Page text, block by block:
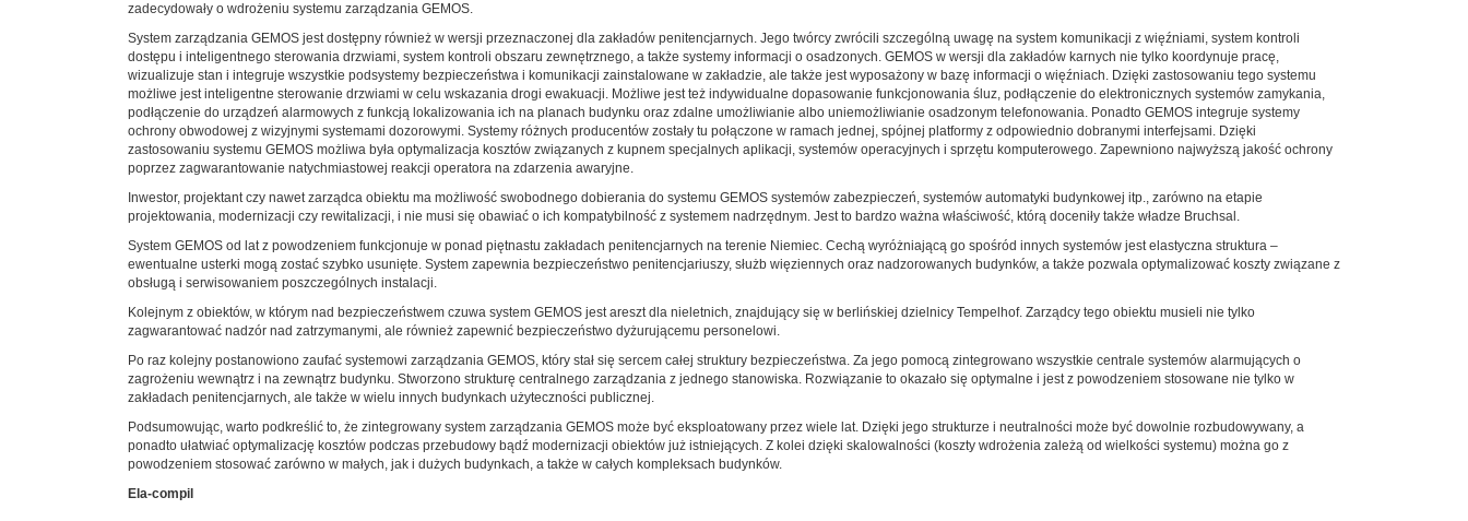
zadecydowały o wdrożeniu systemu zarządzania GEMOS.
System zarządzania GEMOS jest dostępny również w wersji przeznaczonej dla zakładów penitencjarnych. Jego twórcy zwrócili szczególną uwagę na system komunikacji z więźniami, system kontroli
dostępu i inteligentnego sterowania drzwiami, system kontroli obszaru zewnętrznego, a także systemy informacji o osadzonych. GEMOS w wersji dla zakładów karnych nie tylko koordynuje pracę,
wizualizuje stan i integruje wszystkie podsystemy bezpieczeństwa i komunikacji zainstalowane w zakładzie, ale także jest wyposażony w bazę informacji o więźniach. Dzięki zastosowaniu tego systemu
możliwe jest inteligentne sterowanie drzwiami w celu wskazania drogi ewakuacji. Możliwe jest też indywidualne dopasowanie funkcjonowania śluz, podłączenie do elektronicznych systemów zamykania,
podłączenie do urządzeń alarmowych z funkcją lokalizowania ich na planach budynku oraz zdalne umożliwianie albo uniemożliwianie osadzonym telefonowania. Ponadto GEMOS integruje systemy
ochrony obwodowej z wizyjnymi systemami dozorowymi. Systemy różnych producentów zostały tu połączone w ramach jednej, spójnej platformy z odpowiednio dobranymi interfejsami. Dzięki
zastosowaniu systemu GEMOS możliwa była optymalizacja kosztów związanych z kupnem specjalnych aplikacji, systemów operacyjnych i sprzętu komputerowego. Zapewniono najwyższą jakość ochrony
poprzez zagwarantowanie natychmiastowej reakcji operatora na zdarzenia awaryjne.
Inwestor, projektant czy nawet zarządca obiektu ma możliwość swobodnego dobierania do systemu GEMOS systemów zabezpieczeń, systemów automatyki budynkowej itp., zarówno na etapie
projektowania, modernizacji czy rewitalizacji, i nie musi się obawiać o ich kompatybilność z systemem nadrzędnym. Jest to bardzo ważna właściwość, którą doceniły także władze Bruchsal.
System GEMOS od lat z powodzeniem funkcjonuje w ponad piętnastu zakładach penitencjarnych na terenie Niemiec. Cechą wyróżniającą go spośród innych systemów jest elastyczna struktura –
ewentualne usterki mogą zostać szybko usunięte. System zapewnia bezpieczeństwo penitencjariuszy, służb więziennych oraz nadzorowanych budynków, a także pozwala optymalizować koszty związane z
obsługą i serwisowaniem poszczególnych instalacji.
Kolejnym z obiektów, w którym nad bezpieczeństwem czuwa system GEMOS jest areszt dla nieletnich, znajdujący się w berlińskiej dzielnicy Tempelhof. Zarządcy tego obiektu musieli nie tylko
zagwarantować nadzór nad zatrzymanymi, ale również zapewnić bezpieczeństwo dyżurującemu personelowi.
Po raz kolejny postanowiono zaufać systemowi zarządzania GEMOS, który stał się sercem całej struktury bezpieczeństwa. Za jego pomocą zintegrowano wszystkie centrale systemów alarmujących o
zagrożeniu wewnątrz i na zewnątrz budynku. Stworzono strukturę centralnego zarządzania z jednego stanowiska. Rozwiązanie to okazało się optymalne i jest z powodzeniem stosowane nie tylko w
zakładach penitencjarnych, ale także w wielu innych budynkach użyteczności publicznej.
Podsumowując, warto podkreślić to, że zintegrowany system zarządzania GEMOS może być eksploatowany przez wiele lat. Dzięki jego strukturze i neutralności może być dowolnie rozbudowywany, a
ponadto ułatwiać optymalizację kosztów podczas przebudowy bądź modernizacji obiektów już istniejących. Z kolei dzięki skalowalności (koszty wdrożenia zależą od wielkości systemu) można go z
powodzeniem stosować zarówno w małych, jak i dużych budynkach, a także w całych kompleksach budynków.
Ela-compil